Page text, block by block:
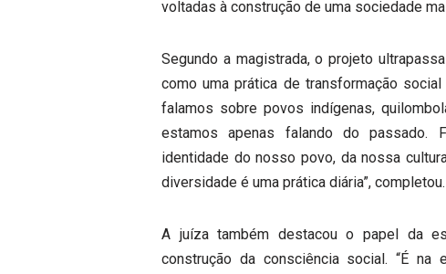
voltadas à construção de uma sociedade
Segundo a magistrada, o projeto
como uma prática de transformação
falamos sobre povos indígenas,
estamos apenas falando do passado.
identidade do nosso povo, da nossa
diversidade é uma prática diária”, completou.
A juíza também destacou o papel da
construção da consciência social. “É na